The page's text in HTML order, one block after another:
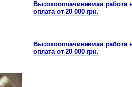
Высокооплачиваемая работа
оплата от 20 000 грн.
Высокооплачиваемая работа
оплата от 20 000 грн.